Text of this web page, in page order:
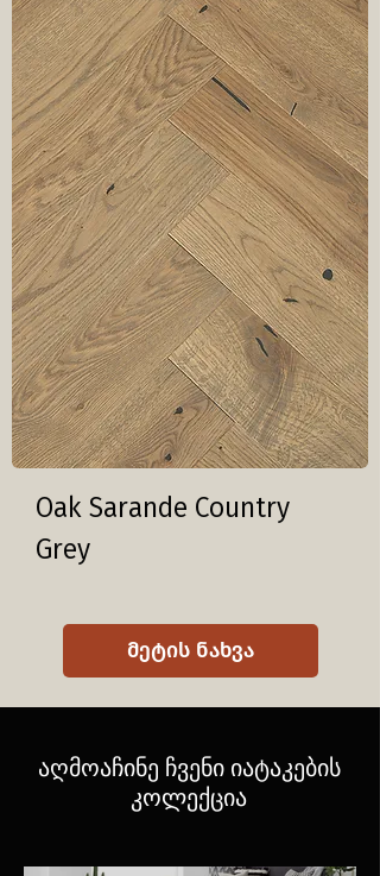
Oak Sarande Country
Grey
მეტის ნახვა
აღმოაჩინე ჩვენი იატაკების
კოლექცია